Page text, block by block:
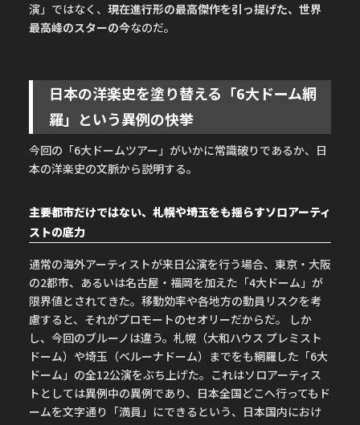
演」ではなく、 現在進行形の最高傑作を引っ提げた、世界
最高峰のスターの今なのだ。
日本の洋楽史を塗り替える「6大ドーム網
羅」という異例の快挙
今回の「6大ドームツアー」がいかに常識破りであるか、日
本の洋楽史の文脈から説明する。
主要都市だけではない、札幌や埼玉をも揺らすソロアーティ
ストの底力
通常の海外アーティストが来日公演を行う場合、東京・大阪
の2都市、あるいは名古屋・福岡を加えた「4大ドーム」が
限界値とされてきた。移動効率や各地方の動員リスクを考
慮すると、それがプロモートのセオリーだからだ。 しか
し、今回のブルーノは違う。札幌（大和ハウス プレミスト
ドーム）や埼玉（ベルーナドーム）までをも網羅した「6大
ドーム」の全12公演をぶち上げた。これはソロアーティス
トとしては異例中の異例であり、日本全国どこへ行ってもド
ームを文字通り「満員」にできるという、日本国内におけ